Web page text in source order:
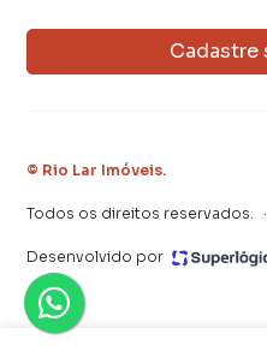
central de atendimento
proprietários e inquilinos.
Cadastre
© Rio Lar Imóveis.
Todos os direitos reservados. ·
Desenvolvido por